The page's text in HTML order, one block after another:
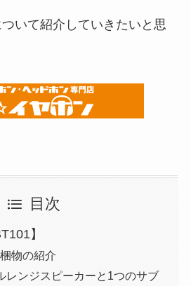
いて紹介していきたいと思
目次
】
物の紹介
レンジスピーカーと1つのサブ